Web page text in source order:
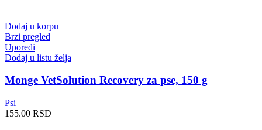
Dodaj u korpu
Brzi pregled
Uporedi
Dodaj u listu želja
Monge VetSolution Recovery za pse, 150 g
Psi
155.00 RSD